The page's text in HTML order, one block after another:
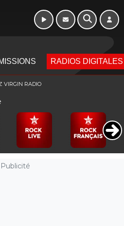
RADIOS DIGITALES
Publicité
VIRGIN RADIO